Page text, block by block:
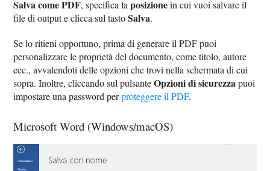
Salva come PDF, specifica laposizionein cui vuoi salvare il
file di output e clicca sul tastoSalva.
Se lo ritieni opportuno, prima di generare il PDF puoi
personalizzare le proprietà del documento, come titolo, autore
ecc., avvalendoti delle opzioni che trovi nella schermata di cui
sopra. Inoltre, cliccando sul pulsanteOpzioni di sicurezzapuoi
impostare una password perproteggere il PDF.
Microsoft Word (Windows/macOS)